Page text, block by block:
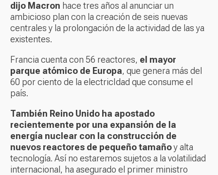
dijo Macron hace tres años al anunciar un
ambicioso plan con la creación de seis nuevas
centrales y la prolongación de la actividad de las ya
existentes.
Francia cuenta con 56 reactores, el mayor
parque atómico de Europa, que genera más del
60 por ciento de la electricIdad que consume el
país.
También Reino Unido ha apostado
recientemente por una expansión de la
energía nuclear con la construcción de
nuevos reactores de pequeño tamañoy alta
tecnología. Así no estaremos sujetos a la volatilidad
internacional, ha asegurado el primer ministro